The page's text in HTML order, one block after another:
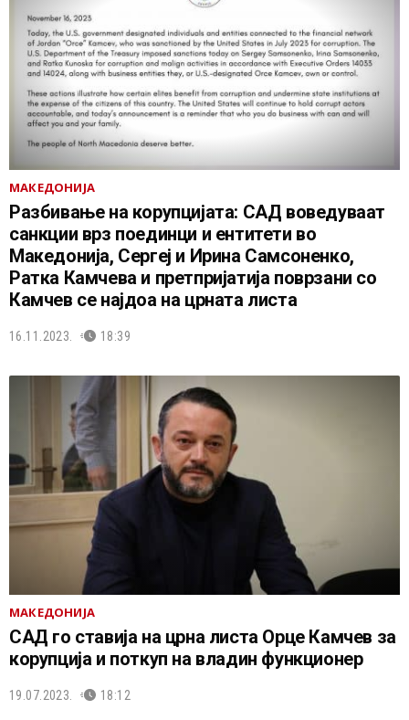
МАКЕДОНИЈА
Разбивање на корупцијата: САД воведуваат
санкции врз поединци и ентитети во
Македонија, Сергеј и Ирина Самсоненко,
Ратка Камчева и претпријатија поврзани со
Камчев се најдоа на црната листа
16.11.2023. 18:39
МАКЕДОНИЈА
САД го ставија на црна листа Орце Камчев за
корупција и поткуп на владин функционер
19.07.2023. 18:12